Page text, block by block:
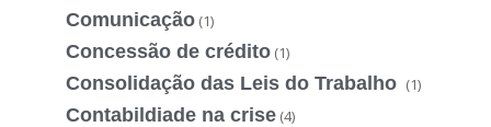
Comunicação (1)
Concessão de crédito (1)
Consolidação das Leis do Trabalho (1)
Contabildiade na crise (4)